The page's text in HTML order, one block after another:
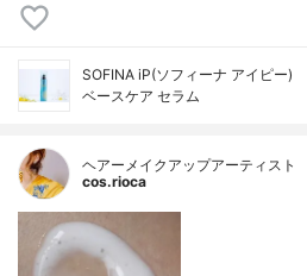
SOFINA iP(ソフィーナ アイピー)
ベースケア セラム
ヘアーメイクアップアーティスト
cos.rioca